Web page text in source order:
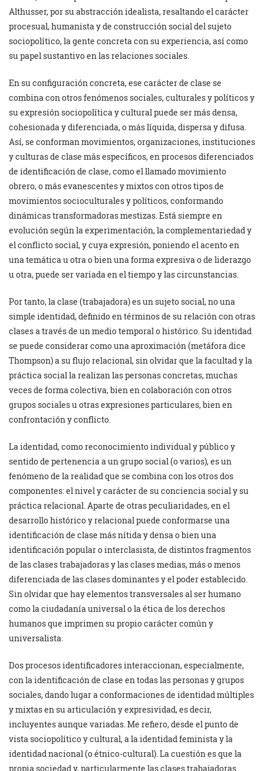
Althusser, por su abstracción idealista, resaltando el carácter
procesual, humanista y de construcción social del sujeto
sociopolítico, la gente concreta con su experiencia, así como
su papel sustantivo en las relaciones sociales.
En su configuración concreta, ese carácter de clase se
combina con otros fenómenos sociales, culturales y políticos y
su expresión sociopolítica y cultural puede ser más densa,
cohesionada y diferenciada, o más líquida, dispersa y difusa.
Así, se conforman movimientos, organizaciones, instituciones
y culturas de clase más específicos, en procesos diferenciados
de identificación de clase, como el llamado movimiento
obrero, o más evanescentes y mixtos con otros tipos de
movimientos socioculturales y políticos, conformando
dinámicas transformadoras mestizas. Está siempre en
evolución según la experimentación, la complementariedad y
el conflicto social, y cuya expresión, poniendo el acento en
una temática u otra o bien una forma expresiva o de liderazgo
u otra, puede ser variada en el tiempo y las circunstancias.
Por tanto, la clase (trabajadora) es un sujeto social, no una
simple identidad, definido en términos de su relación con otras
clases a través de un medio temporal o histórico. Su identidad
se puede considerar como una aproximación (metáfora dice
Thompson) a su flujo relacional, sin olvidar que la facultad y la
práctica social la realizan las personas concretas, muchas
veces de forma colectiva, bien en colaboración con otros
grupos sociales u otras expresiones particulares, bien en
confrontación y conflicto.
La identidad, como reconocimiento individual y público y
sentido de pertenencia a un grupo social (o varios), es un
fenómeno de la realidad que se combina con los otros dos
componentes: el nivel y carácter de su conciencia social y su
práctica relacional. Aparte de otras peculiaridades, en el
desarrollo histórico y relacional puede conformarse una
identificación de clase más nítida y densa o bien una
identificación popular o interclasista, de distintos fragmentos
de las clases trabajadoras y las clases medias, más o menos
diferenciada de las clases dominantes y el poder establecido.
Sin olvidar que hay elementos transversales al ser humano
como la ciudadanía universal o la ética de los derechos
humanos que imprimen su propio carácter común y
universalista.
Dos procesos identificadores interaccionan, especialmente,
con la identificación de clase en todas las personas y grupos
sociales, dando lugar a conformaciones de identidad múltiples
y mixtas en su articulación y expresividad, es decir,
incluyentes aunque variadas. Me refiero, desde el punto de
vista sociopolítico y cultural, a la identidad feminista y la
identidad nacional (o étnico-cultural). La cuestión es que la
propia sociedad y, particularmente las clases trabajadoras